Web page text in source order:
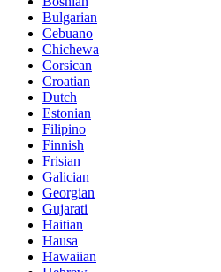
Bulgarian
Cebuano
Chichewa
Corsican
Croatian
Dutch
Estonian
Filipino
Finnish
Frisian
Galician
Georgian
Gujarati
Haitian
Hausa
Hawaiian